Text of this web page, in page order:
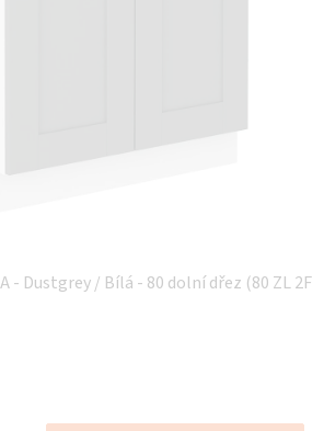
- Dustgrey / Bílá - 80 dolní dřez (80 ZL 2F